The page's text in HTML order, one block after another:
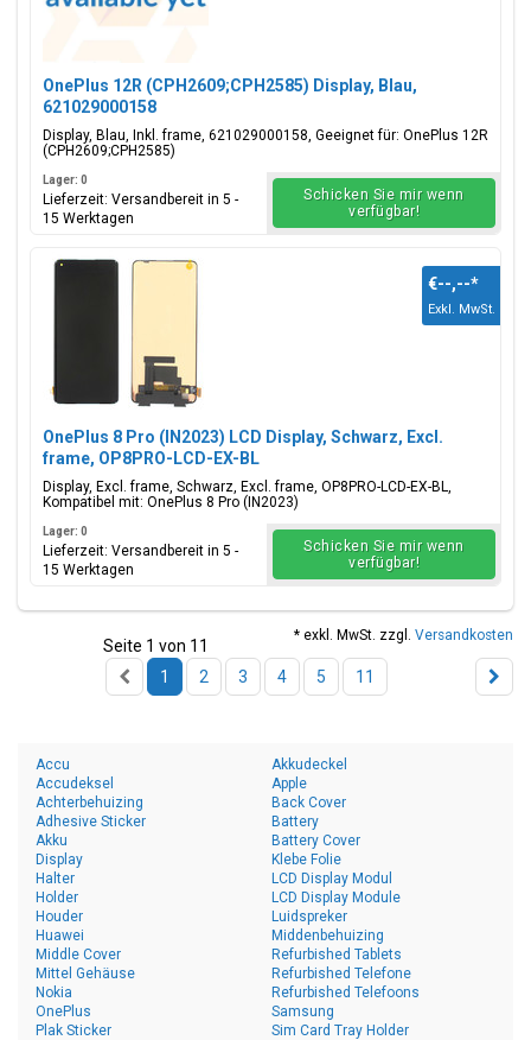
OnePlus 12R (CPH2609;CPH2585) Display, Blau,
621029000158
Display, Blau, Inkl. frame, 621029000158, Geeignet für: OnePlus 12R
(CPH2609;CPH2585)
Lager: 0
Lieferzeit: Versandbereit in 5 -
15 Werktagen
Schicken Sie mir wenn
verfügbar!
OnePlus 8 Pro (IN2023) LCD Display, Schwarz, Excl.
frame, OP8PRO-LCD-EX-BL
Display, Excl. frame, Schwarz, Excl. frame, OP8PRO-LCD-EX-BL,
Kompatibel mit: OnePlus 8 Pro (IN2023)
€--,--*
Exkl. MwSt.
Lager: 0
Lieferzeit: Versandbereit in 5 -
15 Werktagen
Schicken Sie mir wenn
verfügbar!
* exkl. MwSt. zzgl. Versandkosten
Seite 1 von 11
1
2 3 4 5 11
Accu
Accudeksel
Achterbehuizing
Adhesive Sticker
Akku
Akkudeckel
Apple
Back Cover
Battery
Battery Cover
Display
Halter
Holder
Houder
Huawei
Klebe Folie
LCD Display Modul
LCD Display Module
Luidspreker
Middenbehuizing
Middle Cover
Mittel Gehäuse
Nokia
OnePlus
Plak Sticker
Refurbished Tablets
Refurbished Telefone
Refurbished Telefoons
Samsung
Sim Card Tray Holder